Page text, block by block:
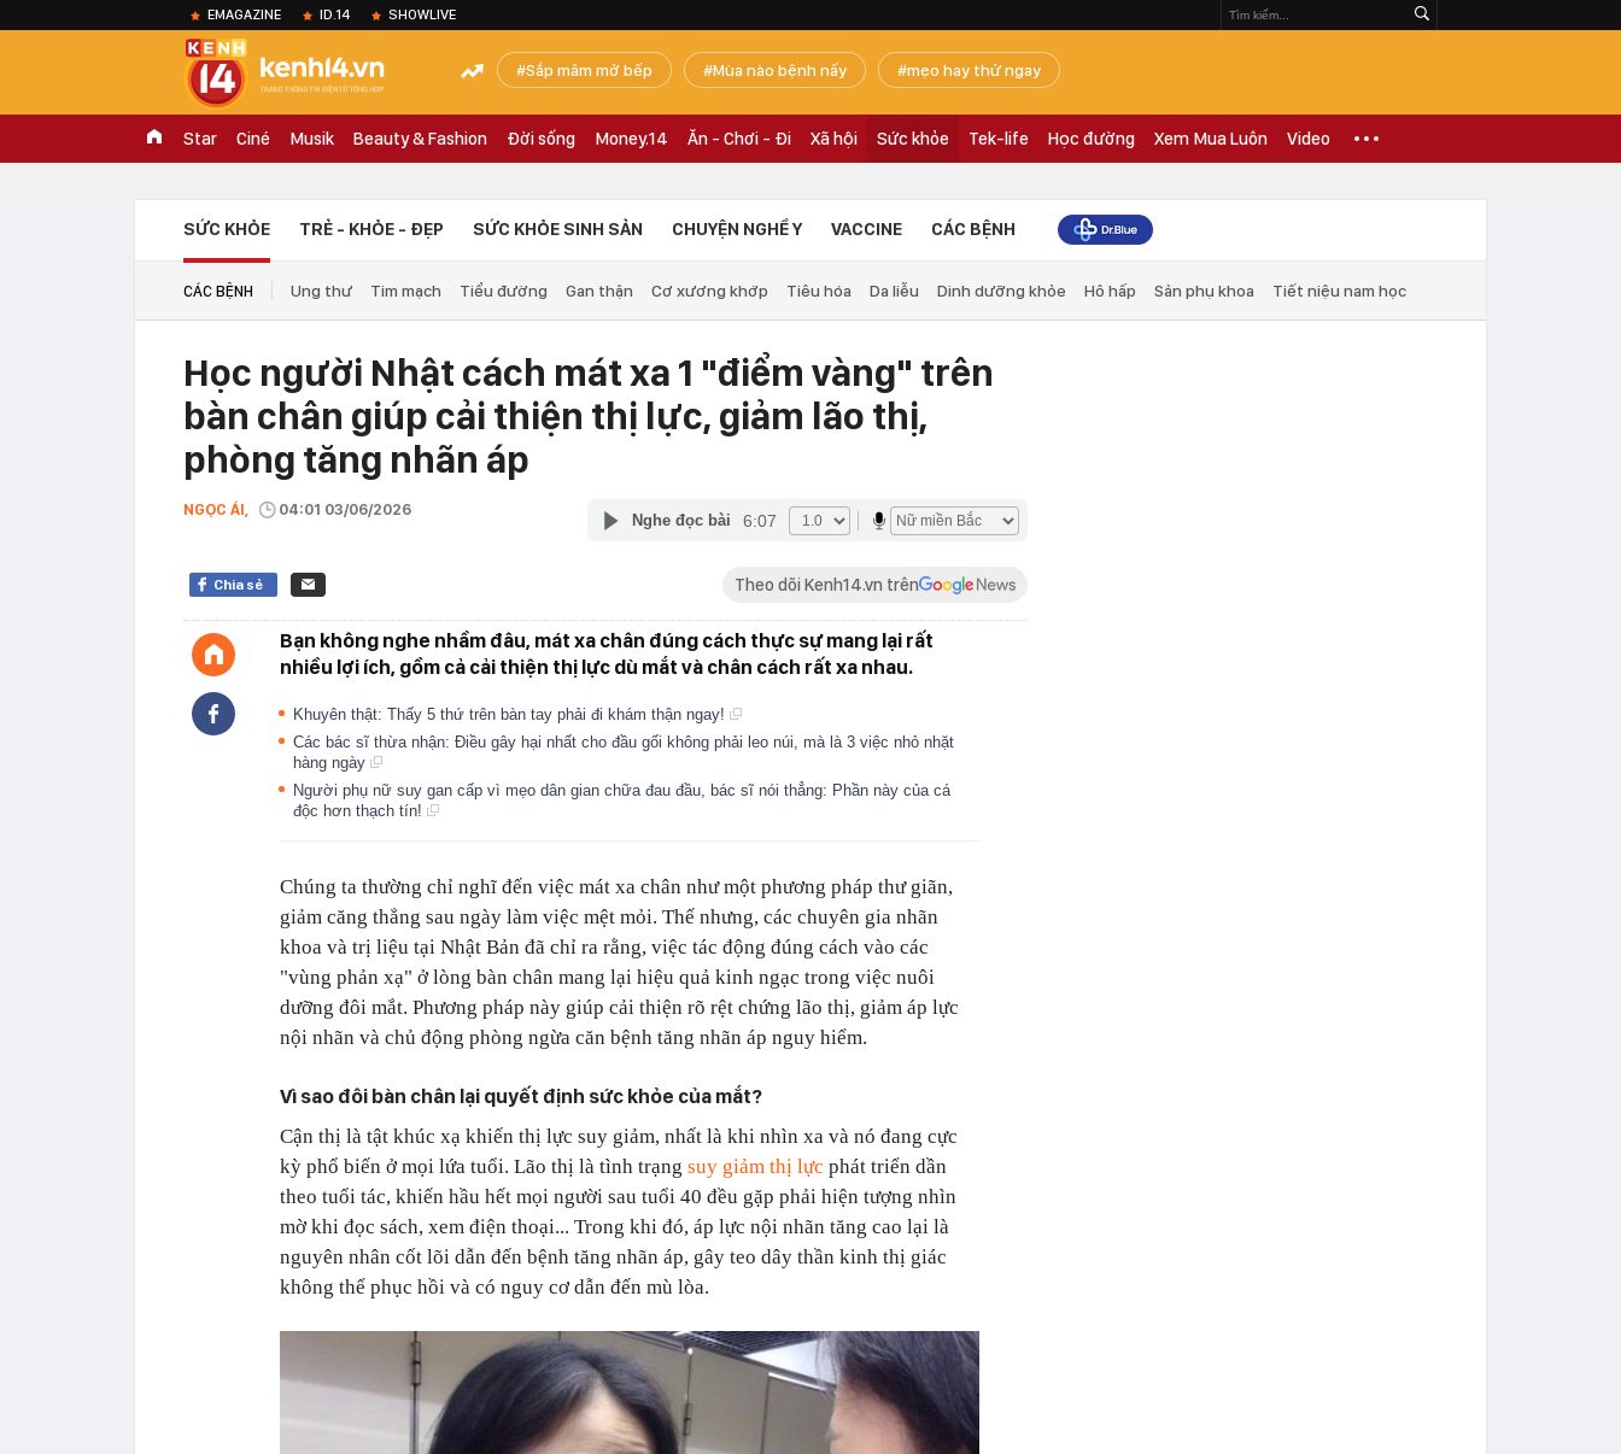
EMAGAZINE ID.14 SHOWLIVE
Sắp mâm mở bếp Mùa nào bệnh nấy mẹo hay thử ngay
Star Ciné Musik Beauty & Fashion Đời sống Money.14 Ăn - Chơi - Đi Xã hội Sức khỏe Tek-life Học đường Xem Mua Luôn Video
SỨC KHỎE TRẺ - KHỎE - ĐẸP SỨC KHỎE SINH SẢN CHUYỆN NGHỀ Y VACCINE CÁC BỆNH
CÁC BỆNH Ung thư Tim mạch Tiểu đường Gan thận Cơ xương khớp Tiêu hóa Da liễu Dinh dưỡng khỏe Hô hấp Sản phụ khoa Tiết niệu nam học
Học người Nhật cách mát xa 1 "điểm vàng" trên
bàn chân giúp cải thiện thị lực, giảm lão thị,
phòng tăng nhãn áp
NGỌC ÁI, 04:01 03/06/2026
Nghe đọc bài 6:07
Chia sẻ Theo dõi Kenh14.vn trên
Bạn không nghe nhầm đâu, mát xa chân đúng cách thực sự mang lại rất
nhiều lợi ích, gồm cả cải thiện thị lực dù mắt và chân cách rất xa nhau.
Khuyên thật: Thấy 5 thứ trên bàn tay phải đi khám thận ngay!
Các bác sĩ thừa nhận: Điều gây hại nhất cho đầu gối không phải leo núi, mà là 3 việc nhỏ nhặt
hàng ngày
Người phụ nữ suy gan cấp vì mẹo dân gian chữa đau đầu, bác sĩ nói thẳng: Phần này của cá
độc hơn thạch tín!
Chúng ta thường chỉ nghĩ đến việc mát xa chân như một phương pháp thư giãn,
giảm căng thẳng sau ngày làm việc mệt mỏi. Thế nhưng, các chuyên gia nhãn
khoa và trị liệu tại Nhật Bản đã chỉ ra rằng, việc tác động đúng cách vào các
"vùng phản xạ" ở lòng bàn chân mang lại hiệu quả kinh ngạc trong việc nuôi
dưỡng đôi mắt. Phương pháp này giúp cải thiện rõ rệt chứng lão thị, giảm áp lực
nội nhãn và chủ động phòng ngừa căn bệnh tăng nhãn áp nguy hiểm.
Vì sao đôi bàn chân lại quyết định sức khỏe của mắt?
Cận thị là tật khúc xạ khiến thị lực suy giảm, nhất là khi nhìn xa và nó đang cực
kỳ phổ biến ở mọi lứa tuổi. Lão thị là tình trạng suy giảm thị lực phát triển dần
theo tuổi tác, khiến hầu hết mọi người sau tuổi 40 đều gặp phải hiện tượng nhìn
mờ khi đọc sách, xem điện thoại... Trong khi đó, áp lực nội nhãn tăng cao lại là
nguyên nhân cốt lõi dẫn đến bệnh tăng nhãn áp, gây teo dây thần kinh thị giác
không thể phục hồi và có nguy cơ dẫn đến mù lòa.